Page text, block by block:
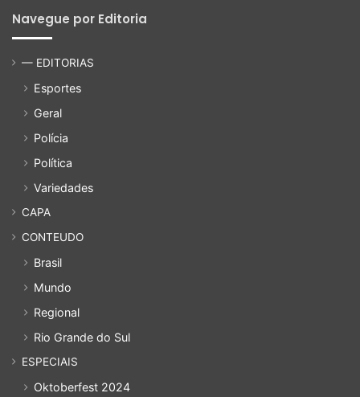
Navegue por Editoria
— EDITORIAS
Esportes
Geral
Polícia
Política
Variedades
CAPA
CONTEUDO
Brasil
Mundo
Regional
Rio Grande do Sul
ESPECIAIS
Oktoberfest 2024